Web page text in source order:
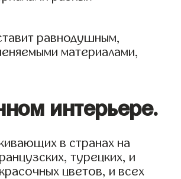
равнодушным,
материалами,
интерьере.
в странах на
турецких, и
цветов, и всех